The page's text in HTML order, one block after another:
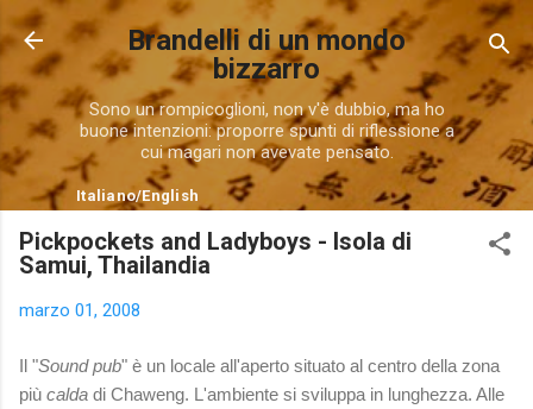
Passa ai contenuti principali
Brandelli di un mondo
bizzarro
Sono un rompicoglioni, non v'è dubbio, ma ho
buone intenzioni: proporre spunti di riflessione a
cui magari non avevate pensato.
Italiano/English
Pickpockets and Ladyboys - Isola di
Samui, Thailandia
marzo 01, 2008
Il "Sound pub" è un locale all'aperto situato al centro della zona
più calda di Chaweng. L'ambiente si sviluppa in lunghezza. Alle